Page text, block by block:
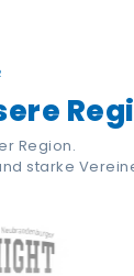
Region.
starke